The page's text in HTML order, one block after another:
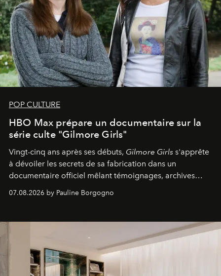
POP CULTURE
HBO Max prépare un documentaire sur la
série culte "Gilmore Girls"
Vingt-cinq ans après ses débuts, Gilmore Girls s'apprête
à dévoiler les secrets de sa fabrication dans un
documentaire officiel mêlant témoignages, archives
inédites et plongée dans les coulisses d'un phénomène
générationnel.
07.08.2026 by Pauline Borgogno